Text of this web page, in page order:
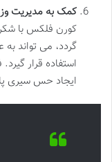
کمک به مدیریت
کورن فلکس با شکر
گردد، می تواند
استفاده قرار
ایجاد حس سیری